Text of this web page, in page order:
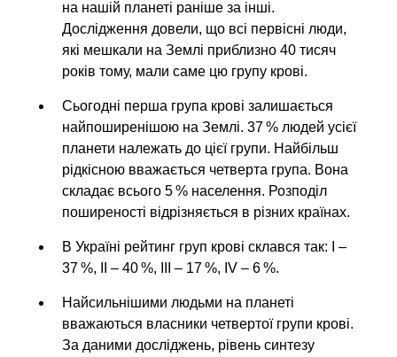
на нашій планеті раніше за інші.
Дослідження довели, що всі первісні люди,
які мешкали на Землі приблизно 40 тисяч
років тому, мали саме цю групу крові.
Сьогодні перша група крові залишається
найпоширенішою на Землі. 37 % людей усієї
планети належать до цієї групи. Найбільш
рідкісною вважається четверта група. Вона
складає всього 5 % населення. Розподіл
поширеності відрізняється в різних країнах.
В Україні рейтинг груп крові склався так: I –
37 %, II – 40 %, III – 17 %, IV – 6 %.
Найсильнішими людьми на планеті
вважаються власники четвертої групи крові.
За даними досліджень, рівень синтезу